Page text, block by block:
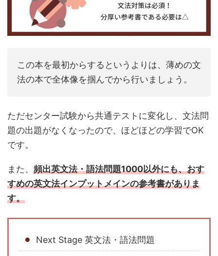
この本を最初からするというよりは、薄めの文
法の本で全体像を掴んでから行いましょう。
ただセンター試験から共通テストに変化し、文法問
題の出題がなくなったので、ほどほどの学習でOK
です。
また、 頻出英文法・語法問題1000以外にも、おす
すめの英文法インプットメインの参考書がありま
す。
Next Stage 英文法・語法問題